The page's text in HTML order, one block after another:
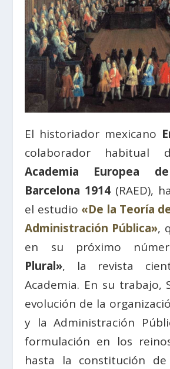
El historiador mexicano
colaborador
Academia Europea
Barcelona 1914 (RAED),
el estudio «De la Teoría
Administración Pública»,
en su próximo
Plural», la revista
Academia. En su trabajo,
evolución de la
y la Administración
formulación en los
hasta la constitución de